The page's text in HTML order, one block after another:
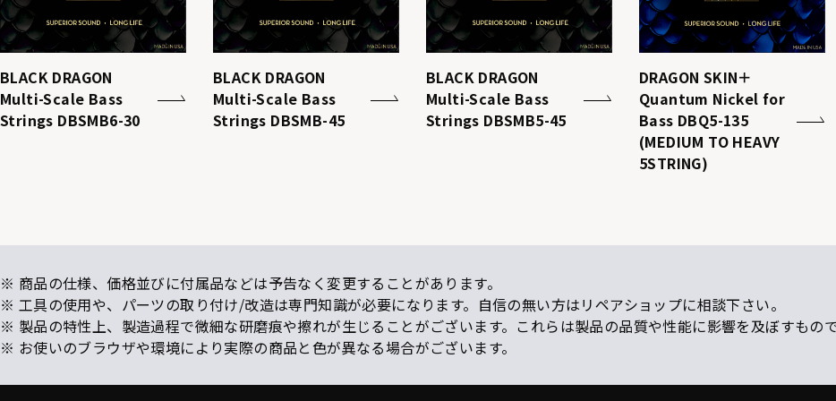
BLACK DRAGON
Multi-Scale Bass
Strings DBSMB6-30
BLACK DRAGON
Multi-Scale Bass
Strings DBSMB-45
BLACK DRAGON
Multi-Scale Bass
Strings DBSMB5-45
DRAGON SKIN＋
Quantum Nickel for
Bass DBQ5-135
(MEDIUM TO HEAVY
5STRING)
※ 商品の仕様、価格並びに付属品などは予告なく変更することがあります。
※ 工具の使用や、パーツの取り付け/改造は専門知識が必要になります。自信の無い方はリペアショップに相談下さい。
※ 製品の特性上、製造過程で微細な研磨痕や擦れが生じることがございます。これらは製品の品質や性能に影響を及ぼすもの
※ お使いのブラウザや環境により実際の商品と色が異なる場合がございます。